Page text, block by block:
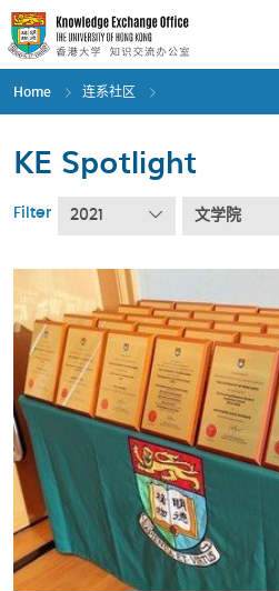
Skip
to
main
content
Home 连系社区
KE Spotlight
Filter 2021 文学院